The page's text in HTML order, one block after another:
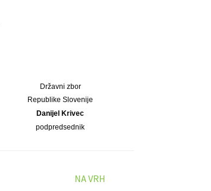
Državni zbor
Republike Slovenije
Danijel Krivec
podpredsednik
NA VRH